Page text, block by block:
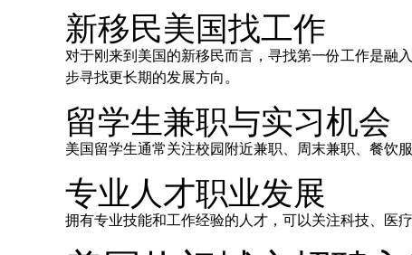
新移民美国找工作
对于刚来到美国的新移民而言，寻找第一份工作是融
步寻找更长期的发展方向。
留学生兼职与实习机会
美国留学生通常关注校园附近兼职、周末兼职、餐饮
专业人才职业发展
拥有专业技能和工作经验的人才，可以关注科技、医